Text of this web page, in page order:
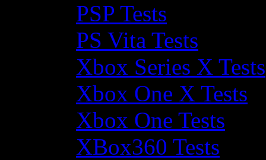
PSP Tests
PS Vita Tests
Xbox Series X Tests
Xbox One X Tests
Xbox One Tests
XBox360 Tests